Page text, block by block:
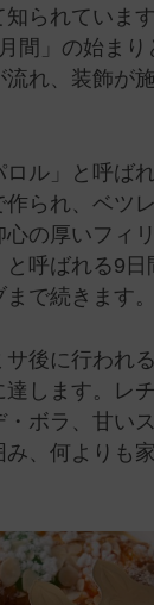
知られていま
間」の始まり
れ、装飾が
ル」と呼ば
られ、ベツ
の厚いフィリ
と呼ばれる9
で続きます。
後に行われ
します。レ
ボラ、甘い
、何よりも